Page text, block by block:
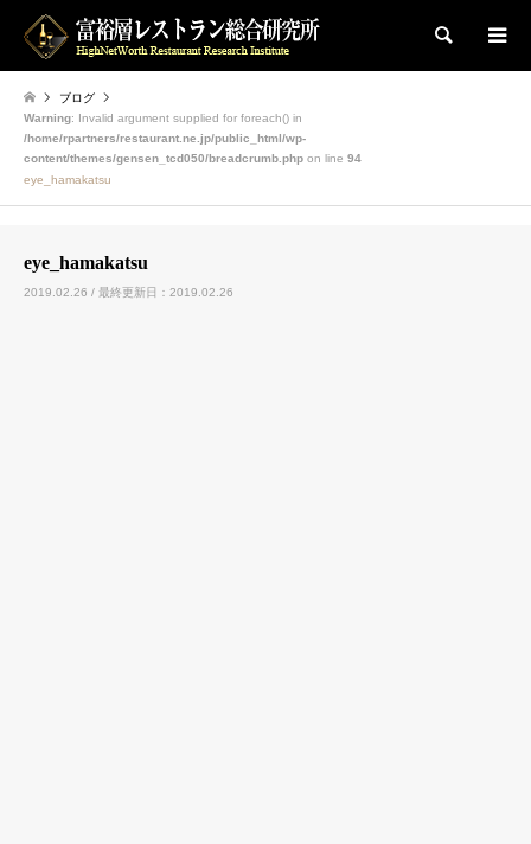
検索
ブログ
Warning: Invalid argument supplied for foreach() in
/home/rpartners/restaurant.ne.jp/public_html/wp-
content/themes/gensen_tcd050/breadcrumb.php on line 94
eye_hamakatsu
eye_hamakatsu
2019.02.26 / 最終更新日：2019.02.26